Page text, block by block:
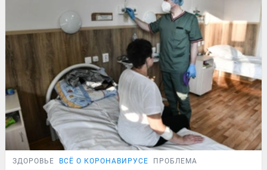
ЗДОРОВЬЕ ВСЁ О КОРОНАВИРУСЕ ПРОБЛЕМА